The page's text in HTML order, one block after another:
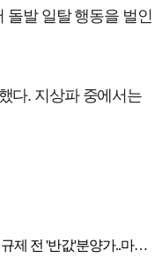
돌발 일탈 행동을 벌인
다. 지상파 중에서는